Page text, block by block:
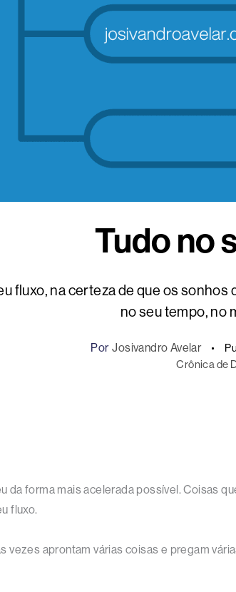
Tudo no
fluxo, na certeza de que os
no seu tempo, no
Por Josivandro Avelar
Crônica de
da forma mais acelerada possível. Coisas
fluxo.
vezes aprontam várias coisas e pregam